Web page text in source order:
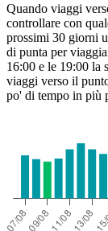
Quando viaggi
controllare con
prossimi 30 giorni
di punta per
16:00 e le 19:00 la
viaggi verso il
po' di tempo in più